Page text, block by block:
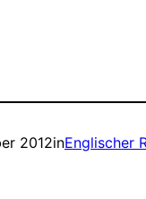
2012inEnglischer